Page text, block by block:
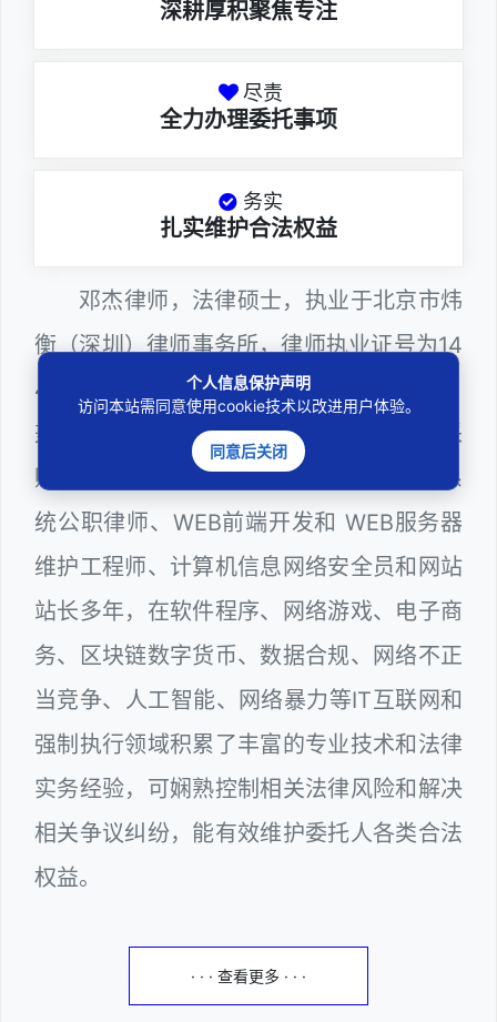
深耕厚积聚焦专注
尽责
全力办理委托事项
务实
扎实维护合法权益
邓杰律师，法律硕士，执业于北京市炜
衡（深圳）律师事务所，律师执业证号为14
403201810022100。邓杰律师现（或曾）
兼任深圳市人民政府听证员、深圳市政府采
购评审专家（法律类），深圳市某区政府系
统公职律师、WEB前端开发和 WEB服务器
维护工程师、计算机信息网络安全员和网站
站长多年，在软件程序、网络游戏、电子商
务、区块链数字货币、数据合规、网络不正
当竞争、人工智能、网络暴力等IT互联网和
强制执行领域积累了丰富的专业技术和法律
实务经验，可娴熟控制相关法律风险和解决
相关争议纠纷，能有效维护委托人各类合法
权益。
· · · 查看更多 · · ·
个人信息保护声明
访问本站需同意使用cookie技术以改进用户体验。
同意后关闭